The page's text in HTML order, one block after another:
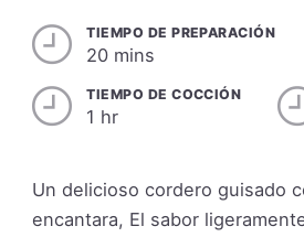
TIEMPO DE PREPARACIÓN
20 mins
TIEMPO DE COCCIÓN
1 hr
Un delicioso cordero guisado
encantara, El sabor